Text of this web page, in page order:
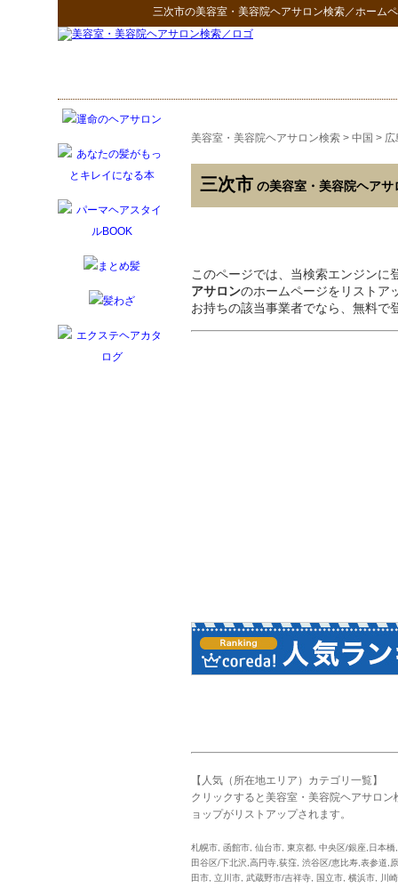
三次市の美容室・美容院ヘアサロン検索／ホーム
美容室・美容院ヘアサロン検索 > 中国 > 広
三次市 の美容室・美容院ヘアサ
このページでは、当検索エンジンに
アサロンのホームページをリスト
お持ちの該当事業者でなら、無料で
【人気（所在地エリア）カテゴリ一覧】
クリックすると美容室・美容院ヘアサロ
ョップがリストアップされます。
札幌市 函館市 仙台市 東京都 中央区/銀座,日本橋
田谷区/下北沢,高円寺,荻窪 渋谷区/恵比寿,表参道,
田市
立川市 武蔵野市/吉祥寺 国立市 横浜市
川